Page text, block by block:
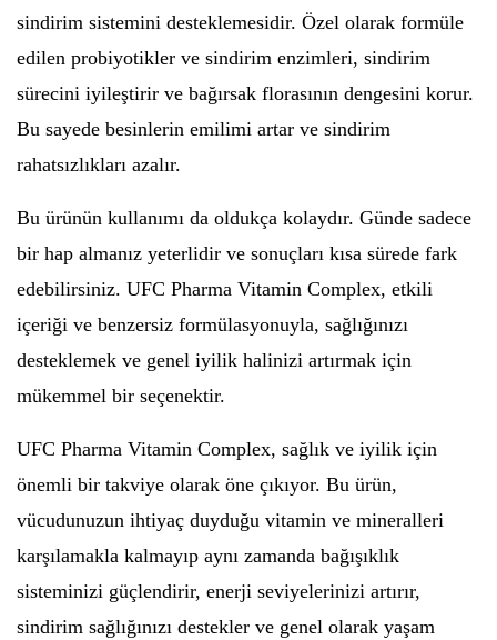
sindirim sistemini desteklemesidir. Özel olarak formüle
edilen probiyotikler ve sindirim enzimleri, sindirim
sürecini iyileştirir ve bağırsak florasının dengesini korur.
Bu sayede besinlerin emilimi artar ve sindirim
rahatsızlıkları azalır.
Bu ürünün kullanımı da oldukça kolaydır. Günde sadece
bir hap almanız yeterlidir ve sonuçları kısa sürede fark
edebilirsiniz. UFC Pharma Vitamin Complex, etkili
içeriği ve benzersiz formülasyonuyla, sağlığınızı
desteklemek ve genel iyilik halinizi artırmak için
mükemmel bir seçenektir.
UFC Pharma Vitamin Complex, sağlık ve iyilik için
önemli bir takviye olarak öne çıkıyor. Bu ürün,
vücudunuzun ihtiyaç duyduğu vitamin ve mineralleri
karşılamakla kalmayıp aynı zamanda bağışıklık
sisteminizi güçlendirir, enerji seviyelerinizi artırır,
sindirim sağlığınızı destekler ve genel olarak yaşam